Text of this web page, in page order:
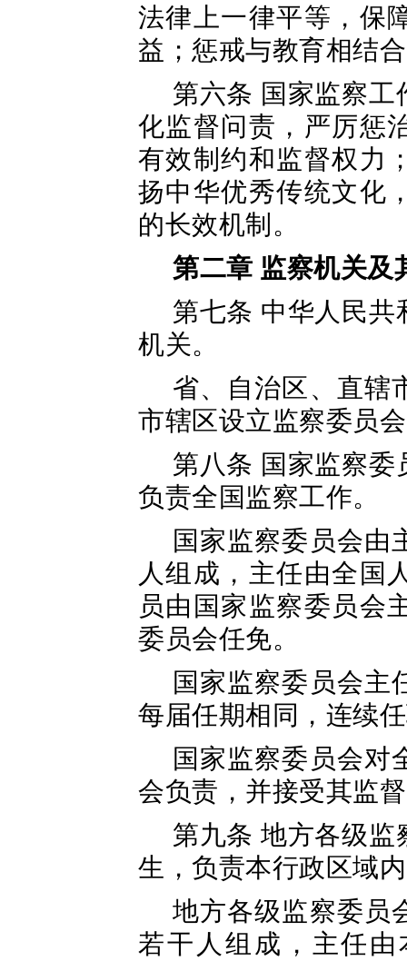
法律上一律平等，保
益；惩戒与教育相结
第六条 国家监察
化监督问责，严厉惩
有效制约和监督权力
扬中华优秀传统文化
的长效机制。
第二章 监察机关及
第七条 中华人民
机关。
省、自治区、直辖
市辖区设立监察委员
第八条 国家监察
负责全国监察工作。
国家监察委员会由
人组成，主任由全国
员由国家监察委员会
委员会任免。
国家监察委员会主
每届任期相同，连续
国家监察委员会对
会负责，并接受其监
第九条 地方各级
生，负责本行政区域
地方各级监察委员
若干人组成，主任